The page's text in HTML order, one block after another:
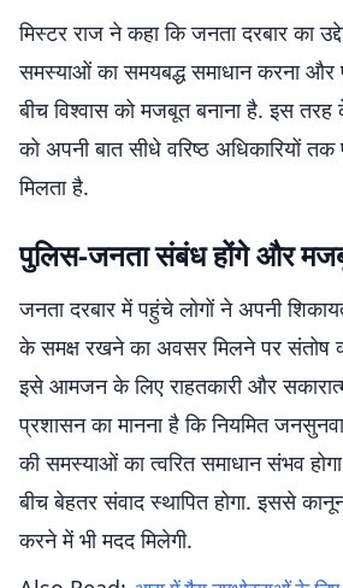
मिस्टर राज ने कहा कि जनता दरबार का
समस्याओं का समयबद्ध समाधान करना
बीच विश्वास को मजबूत बनाना है. इस तरह
को अपनी बात सीधे वरिष्ठ अधिकारियों
मिलता है.
पुलिस-जनता संबंध होंगे और
जनता दरबार में पहुंचे लोगों ने अपनी
के समक्ष रखने का अवसर मिलने पर संतोष
इसे आमजन के लिए राहतकारी और
प्रशासन का मानना है कि नियमित
की समस्याओं का त्वरित समाधान संभव
बीच बेहतर संवाद स्थापित होगा. इससे
करने में भी मदद मिलेगी.